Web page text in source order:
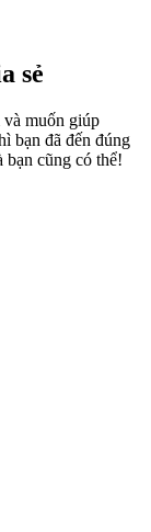
sẻ
muốn giúp
bạn đã đến đúng
cũng có thể!